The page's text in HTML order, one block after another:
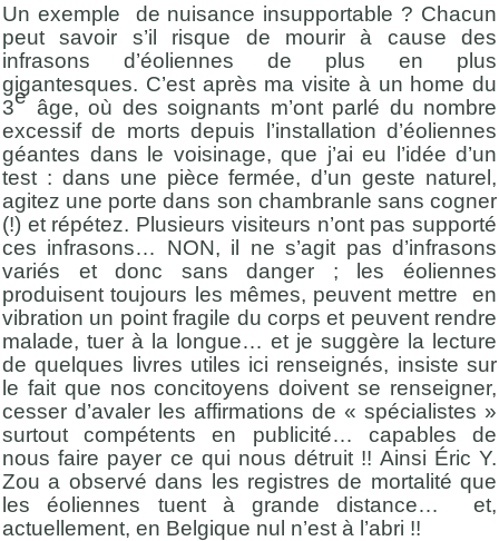
Un exemple de nuisance insupportable ? Chacun
peut savoir s’il risque de mourir à cause des
infrasons d’éoliennes de plus en plus
gigantesques. C’est après ma visite à un home du
3e âge, où des soignants m’ont parlé du nombre
excessif de morts depuis l’installation d’éoliennes
géantes dans le voisinage, que j’ai eu l’idée d’un
test : dans une pièce fermée, d’un geste naturel,
agitez une porte dans son chambranle sans cogner
(!) et répétez. Plusieurs visiteurs n’ont pas supporté
ces infrasons… NON, il ne s’agit pas d’infrasons
variés et donc sans danger ; les éoliennes
produisent toujours les mêmes, peuvent mettre en
vibration un point fragile du corps et peuvent rendre
malade, tuer à la longue… et je suggère la lecture
de quelques livres utiles ici renseignés, insiste sur
le fait que nos concitoyens doivent se renseigner,
cesser d’avaler les affirmations de « spécialistes »
surtout compétents en publicité… capables de
nous faire payer ce qui nous détruit !! Ainsi Éric Y.
Zou a observé dans les registres de mortalité que
les éoliennes tuent à grande distance… et,
actuellement, en Belgique nul n’est à l’abri !!